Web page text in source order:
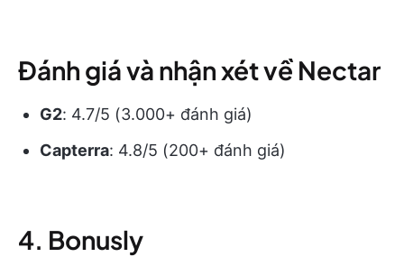
Đánh giá và nhận xét về Nectar
G2: 4.7/5 (3.000+ đánh giá)
Capterra: 4.8/5 (200+ đánh giá)
4. Bonusly